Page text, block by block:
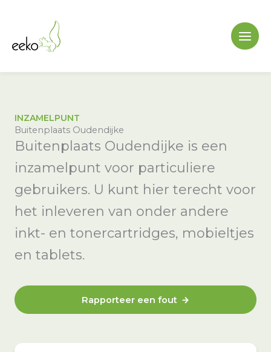
inhoud
INZAMELPUNT
Buitenplaats Oudendijke
Buitenplaats Oudendijke is een
inzamelpunt voor particuliere
gebruikers. U kunt hier terecht voor
het inleveren van onder andere
inkt- en tonercartridges, mobieltjes
en tablets.
Rapporteer een fout